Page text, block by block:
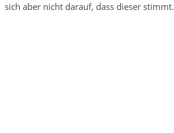
sich aber nicht darauf, dass dieser stimmt.